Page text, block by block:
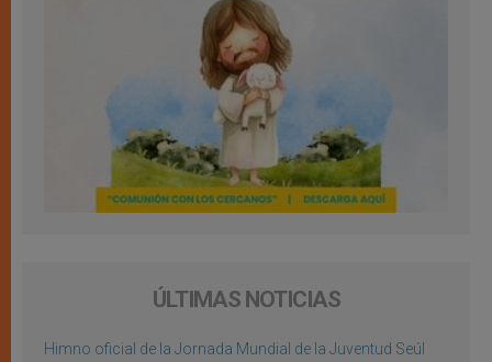
ÚLTIMAS NOTICIAS
Himno oficial de la Jornada Mundial de la Juventud Seúl